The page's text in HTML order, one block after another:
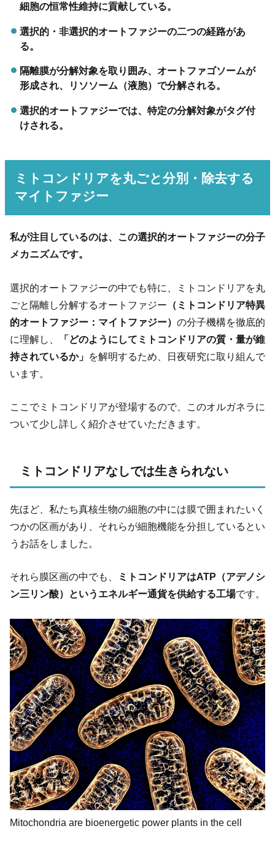
細胞の恒常性維持に貢献している。
選択的・非選択的オートファジーの二つの経路があ
る。
隔離膜が分解対象を取り囲み、オートファゴソームが
形成され、リソソーム（液胞）で分解される。
選択的オートファジーでは、特定の分解対象がタグ付
けされる。
ミトコンドリアを丸ごと分別・除去する
マイトファジー
私が注目しているのは、この選択的オートファジーの分子
メカニズムです。
選択的オートファジーの中でも特に、ミトコンドリアを丸
ごと隔離し分解するオートファジー （ミトコンドリア特異
的オートファジー：マイトファジー） の分子機構を徹底的
に理解し、
「どのようにしてミトコンドリアの質・量が維
持されているか」 を解明するため、日夜研究に取り組んで
います。
ここでミトコンドリアが登場するので、このオルガネラに
ついて少し詳しく紹介させていただきます。
ミトコンドリアなしでは生きられない
先ほど、私たち真核生物の細胞の中には膜で囲まれたいく
つかの区画があり、それらが細胞機能を分担しているとい
うお話をしました。
それら膜区画の中でも、
ミトコンドリアはATP（アデノシ
ン三リン酸）というエネルギー通貨を供給する工場です。
Mitochondria are bioenergetic power plants in the cell